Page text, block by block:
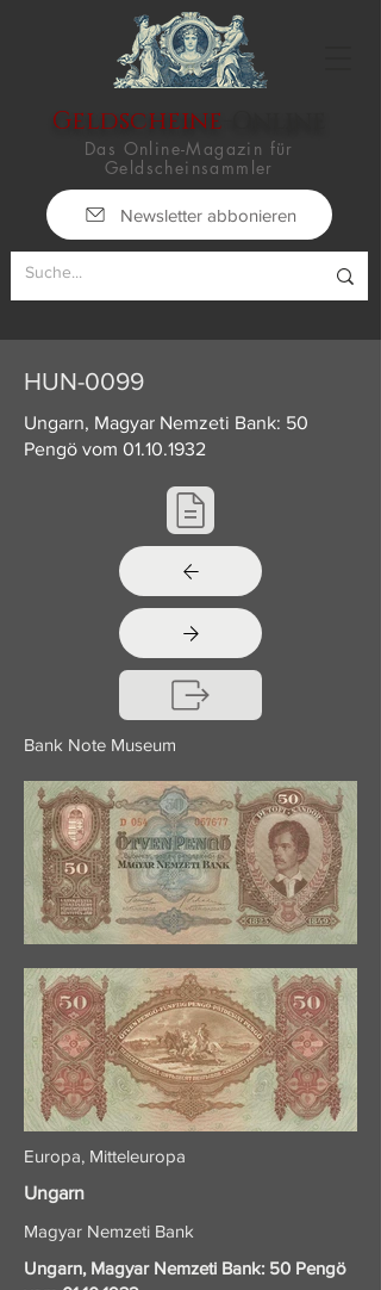
Geldscheine
Das Online-Magazin für
Geldscheinsammler
Newsletter abbonieren
HUN-0099
Ungarn, Magyar Nemzeti Bank: 50
Pengö vom 01.10.1932
Bank Note Museum
Europa, Mitteleuropa
Ungarn
Magyar Nemzeti Bank
Ungarn, Magyar Nemzeti Bank: 50 Pengö